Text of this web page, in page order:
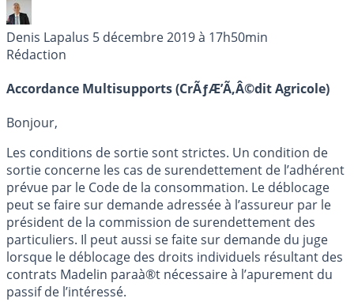
Denis Lapalus 5 décembre 2019 à 17h50min
Rédaction
Accordance Multisupports (CrÃƒÆ’Ã‚Â©dit Agricole)
Bonjour,
Les conditions de sortie sont strictes. Un condition de
sortie concerne les cas de surendettement de l’adhérent
prévue par le Code de la consommation. Le déblocage
peut se faire sur demande adressée à l’assureur par le
président de la commission de surendettement des
particuliers. Il peut aussi se faite sur demande du juge
lorsque le déblocage des droits individuels résultant des
contrats Madelin paraà®t nécessaire à l’apurement du
passif de l’intéressé.